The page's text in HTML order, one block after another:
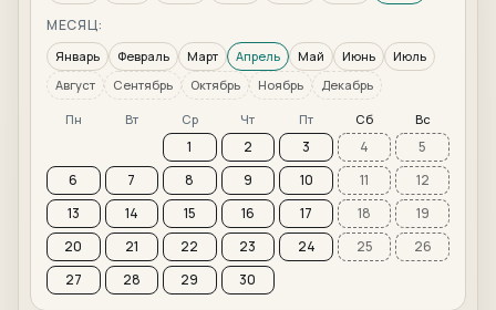
МЕСЯЦ:
Январь Февраль Март Апрель Май Июнь
Июль
Август
Сентябрь Октябрь Ноябрь Декабрь
Пн Вт Ср Чт Пт Сб Вс
1 2 3 4
5
6
7 8 9 10 11
12
13
14 15 16 17 18
19
20
21 22 23 24 25
26
27
28 29 30